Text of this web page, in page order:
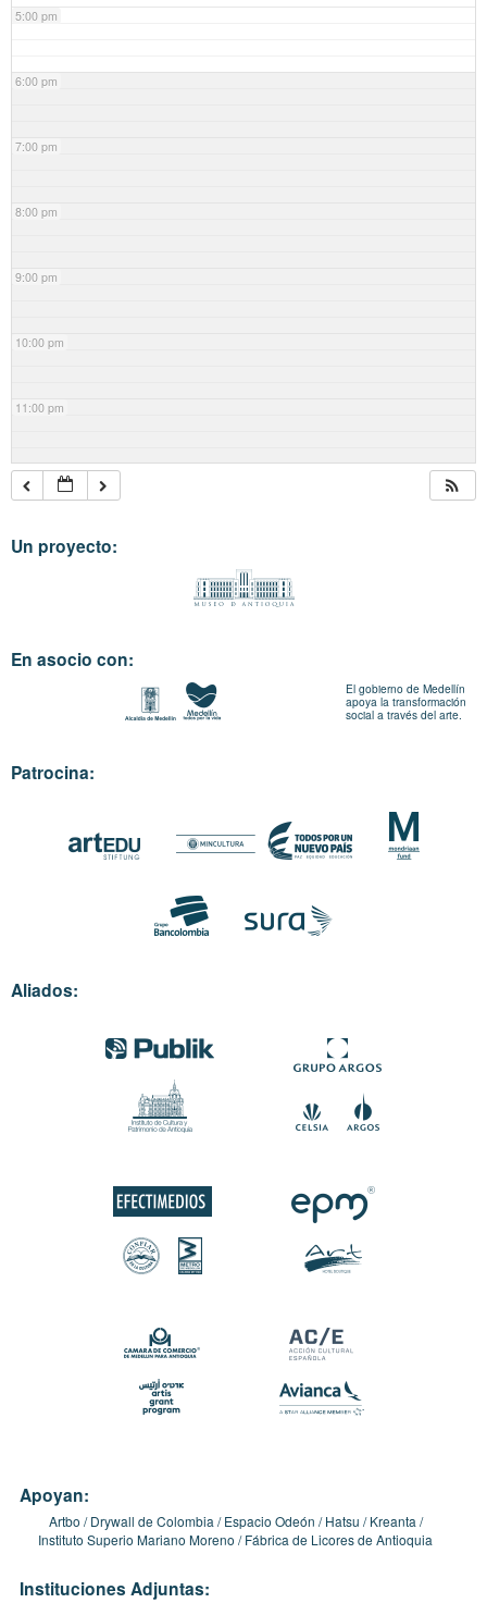
5:00 pm
6:00 pm
7:00 pm
8:00 pm
9:00 pm
10:00 pm
11:00 pm
Un proyecto:
En asocio con:
El gobierno de Medellín
apoya la transformación
social a través del arte.
Patrocina:
Aliados:
Apoyan:
Artbo Drywall de Colombia Espacio Odeón Hatsu
Kreanta
Instituto Superio Mariano Moreno
Fábrica de Licores de Antioquia
Instituciones Adjuntas: